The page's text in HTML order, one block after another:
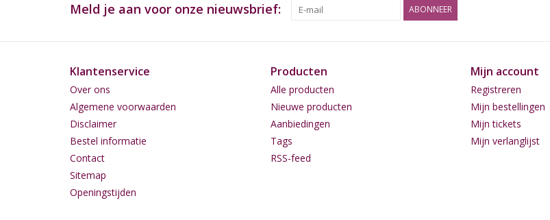
Meld je aan voor onze nieuwsbrief: ABONNEER
Klantenservice
Over ons
Algemene voorwaarden
Disclaimer
Bestel informatie
Contact
Sitemap
Openingstijden
Producten
Alle producten
Nieuwe producten
Aanbiedingen
Tags
RSS-feed
Mijn account
Registreren
Mijn bestellingen
Mijn tickets
Mijn verlanglijst